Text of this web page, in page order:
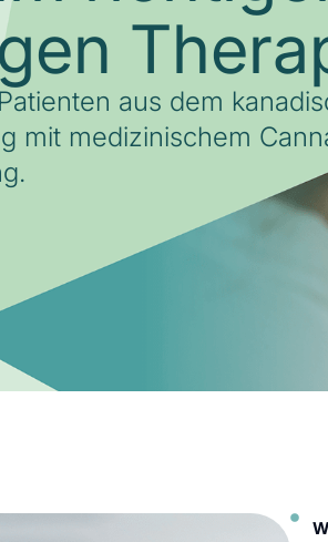
aus dem
mit medizinischem